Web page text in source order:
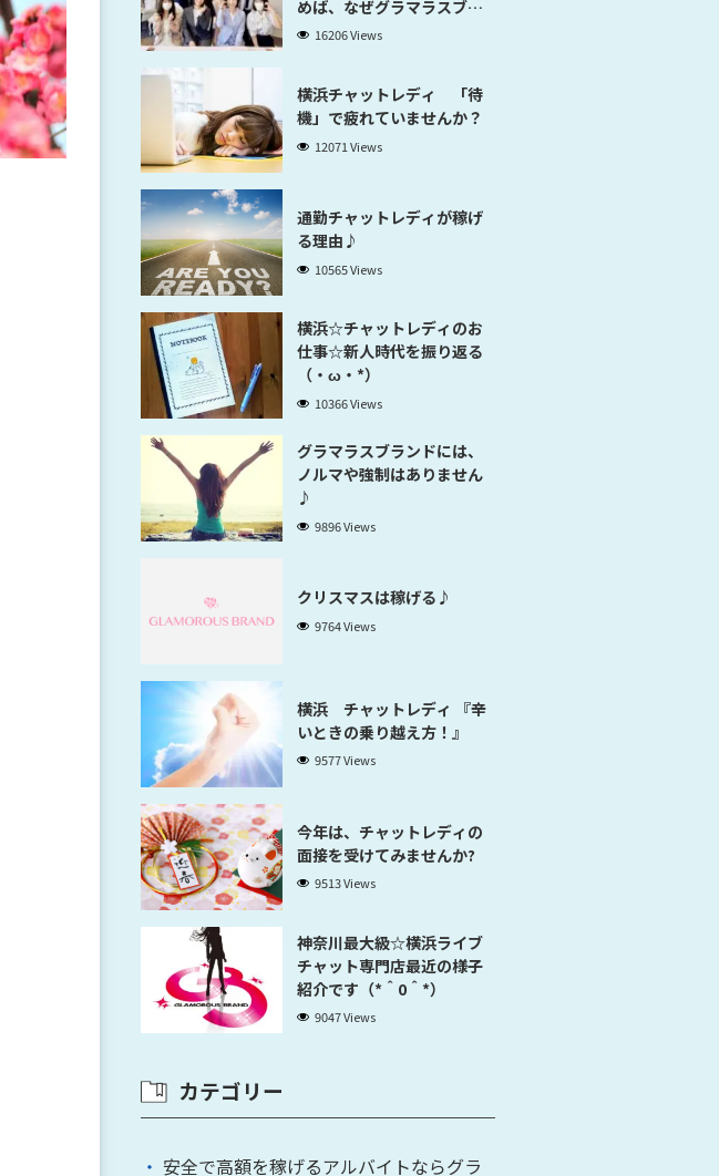
めば、なぜグラマラスブラ
ンド横浜だと稼げるのかが
16206 Views
横浜チャットレディ 「待
機」で疲れていませんか？
12071 Views
通勤チャットレディが稼げ
る理由♪
10565 Views
横浜☆チャットレディのお
仕事☆新人時代を振り返る
（・ω・*）
10366 Views
グラマラスブランドには、
ノルマや強制はありません
♪
9896 Views
クリスマスは稼げる♪
9764 Views
横浜 チャットレディ 『辛
いときの乗り越え方！』
9577 Views
今年は、チャットレディの
面接を受けてみませんか?
9513 Views
神奈川最大級☆横浜ライブ
チャット専門店最近の様子
紹介です（*＾0＾*）
9047 Views
カテゴリー
安全で高額を稼げるアルバイトならグラ